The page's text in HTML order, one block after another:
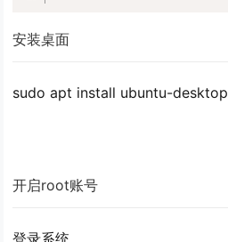
安装桌面
sudo apt install ubuntu-desktop
开启root账号
登录系统